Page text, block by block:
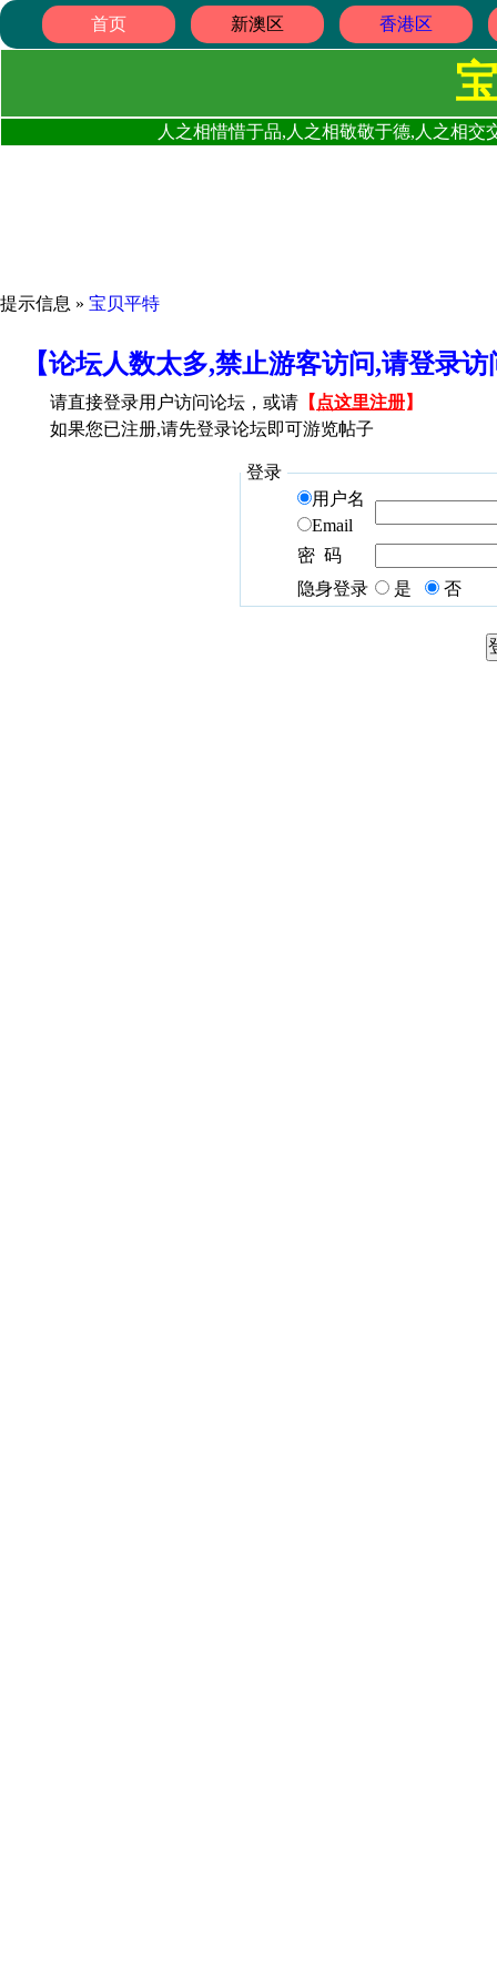
首页 新澳区 香港区
人之相惜惜于品,人之相敬敬于德,人之相
提示信息 » 宝贝平特
【论坛人数太多,禁止游客访问,请登录
请直接登录用户访问论坛，或请 【 点这里注册】
如果您已注册,请先登录论坛即可游览帖子
登录
用户名
Email
密 码
隐身登录
是 否